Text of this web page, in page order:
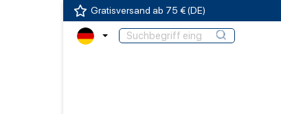
Gratisversand ab 75 € (DE)